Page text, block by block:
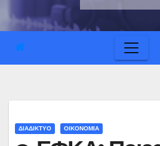
ΔΙΑΔΙΚΤΥΟ ΟΙΚΟΝΟΜΙΑ